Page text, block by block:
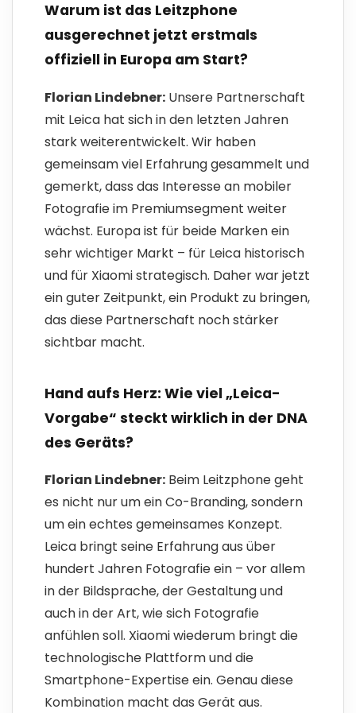
Warum ist das Leitzphone
ausgerechnet jetzt erstmals
offiziell in Europa am Start?
Florian Lindebner: Unsere Partnerschaft
mit Leica hat sich in den letzten Jahren
stark weiterentwickelt. Wir haben
gemeinsam viel Erfahrung gesammelt und
gemerkt, dass das Interesse an mobiler
Fotografie im Premiumsegment weiter
wächst. Europa ist für beide Marken ein
sehr wichtiger Markt – für Leica historisch
und für Xiaomi strategisch. Daher war jetzt
ein guter Zeitpunkt, ein Produkt zu bringen,
das diese Partnerschaft noch stärker
sichtbar macht.
Hand aufs Herz: Wie viel „Leica-
Vorgabe“ steckt wirklich in der DNA
des Geräts?
Florian Lindebner: Beim Leitzphone geht
es nicht nur um ein Co-Branding, sondern
um ein echtes gemeinsames Konzept.
Leica bringt seine Erfahrung aus über
hundert Jahren Fotografie ein – vor allem
in der Bildsprache, der Gestaltung und
auch in der Art, wie sich Fotografie
anfühlen soll. Xiaomi wiederum bringt die
technologische Plattform und die
Smartphone-Expertise ein. Genau diese
Kombination macht das Gerät aus.